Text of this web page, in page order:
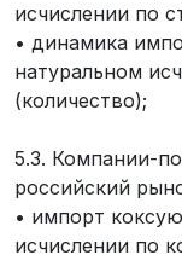
исчислении по
• динамика
натуральном
(количество);
5.3. Компании-
российский
• импорт
исчислении по